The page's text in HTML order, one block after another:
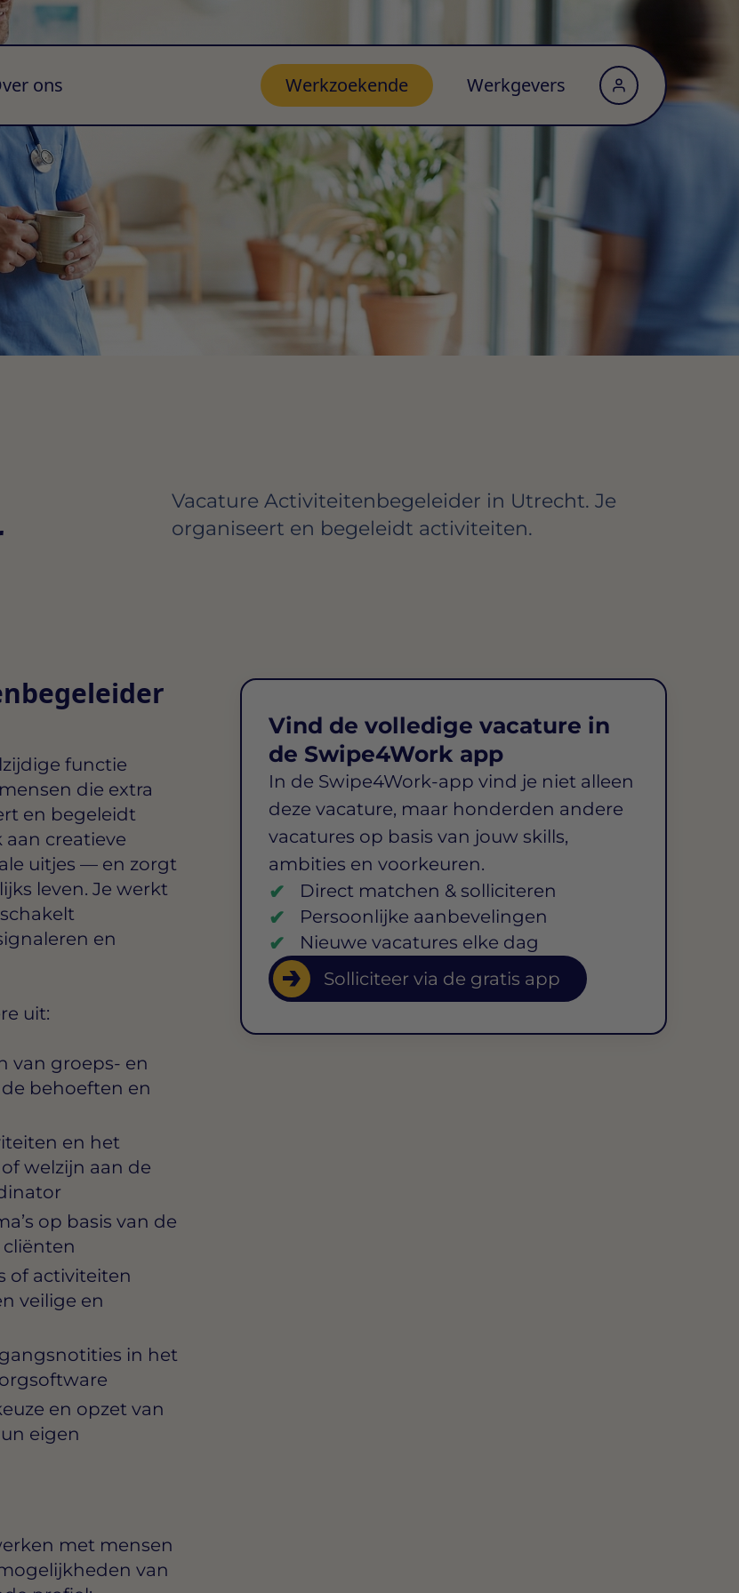
ons Werkzoekende Werkgevers
Vacature Activiteitenbegeleider in Utrecht. Je
organiseert en begeleidt activiteiten.
functie
die extra
en begeleidt
creatieve
uitjes — en zorgt
leven. Je werkt
en
uit:
van groeps- en
behoeften en
en het
welzijn aan de
op basis van de
of activiteiten
veilige en
in het
en opzet van
eigen
met mensen
van
Vind de volledige vacature in
de Swipe4Work app
In de Swipe4Work-app vind je niet alleen
deze vacature, maar honderden andere
vacatures op basis van jouw skills,
ambities en voorkeuren.
Direct matchen & solliciteren
Persoonlijke aanbevelingen
Nieuwe vacatures elke dag
Solliciteer via de gratis app